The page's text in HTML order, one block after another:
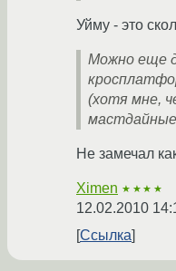
Уйму - это
Можно еще
(хотя мне,
Не замечал
Ximen ★★★★
12.02.2010
Ссылка